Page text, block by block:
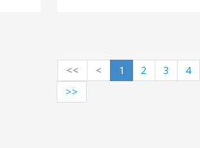
<< < 1 2 3 4
>>